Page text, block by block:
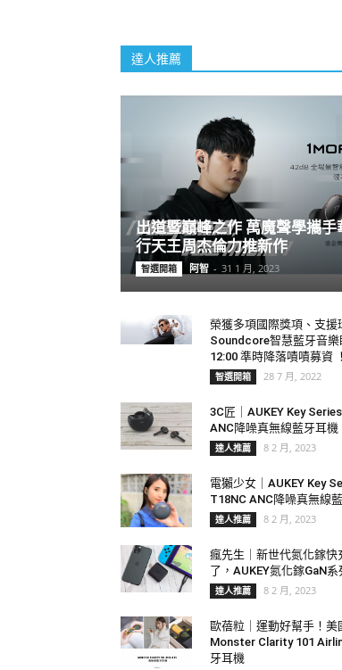
達人推薦
出道暨巔峰之作 萬魔聲學攜手
行天王周杰倫力推新作
智選開箱 阿智 - 31 1 月, 2023
榮獲多項國際獎項、支援
Soundcore智慧藍牙音樂
12:00 準時降落嘖嘖募資 ！
智選開箱 28 7 月, 2022
3C匠｜AUKEY Key
ANC降噪真無線藍牙耳機
達人推薦 8 2 月, 2023
電獺少女｜AUKEY Key
T18NC ANC降噪真無線
達人推薦 8 2 月, 2023
瘋先生｜新世代氮化鎵快
了，AUKEY氮化鎵GaN
達人推薦 8 2 月, 2023
歐蓓粒｜運動好幫手！美
Monster Clarity 101
牙耳機